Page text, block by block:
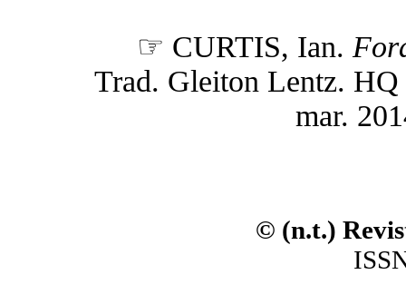
☞ CURTIS, Ian.
Trad. Gleiton Lentz.
mar.
© (n.t.)